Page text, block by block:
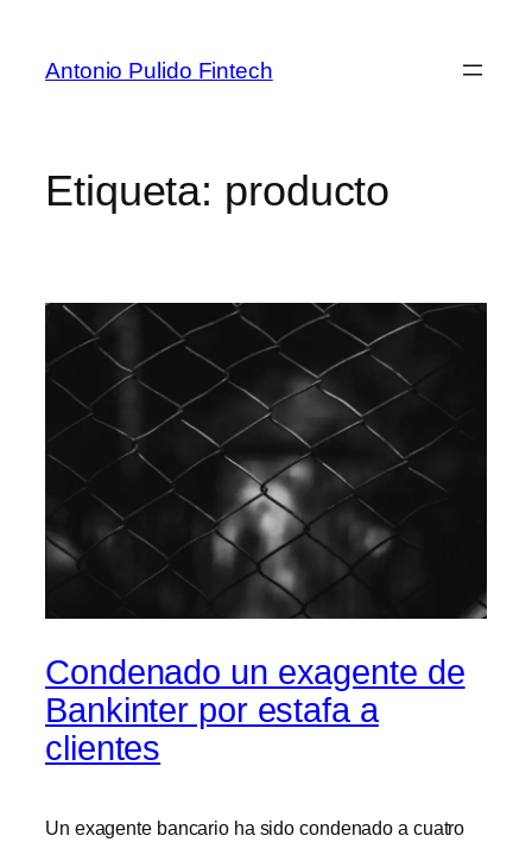
Antonio Pulido Fintech
Etiqueta: producto
Condenado un exagente de
Bankinter por estafa a
clientes
Un exagente bancario ha sido condenado a cuatro